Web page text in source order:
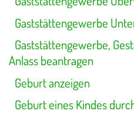
Gaststättengewerbe
Gaststättengewerbe,
Anlass beantragen
Geburt anzeigen
Geburt eines Kindes